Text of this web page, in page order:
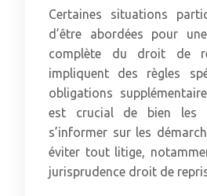
Certaines situations
d’être abordées pour
complète du droit de
impliquent des règles
obligations
est crucial de bien les
s’informer sur les
éviter tout litige,
jurisprudence droit de